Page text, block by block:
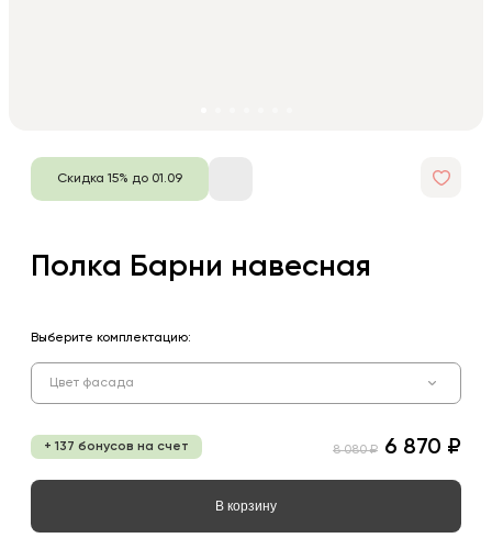
Скидка 15% до 01.09
Полка Барни навесная
Выберите комплектацию:
Цвет фасада
+ 137 бонусов на счет 8 080 ₽ 6 870 ₽
В корзину